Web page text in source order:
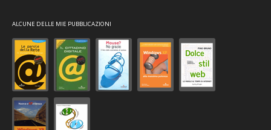
ALCUNE DELLE MIE PUBBLICAZIONI